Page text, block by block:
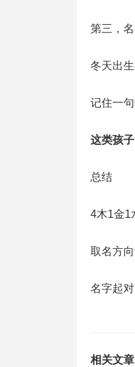
第三，名
冬天出
记住一句
这类孩
总结
4木1金1
取名方向
名字起
相关文章